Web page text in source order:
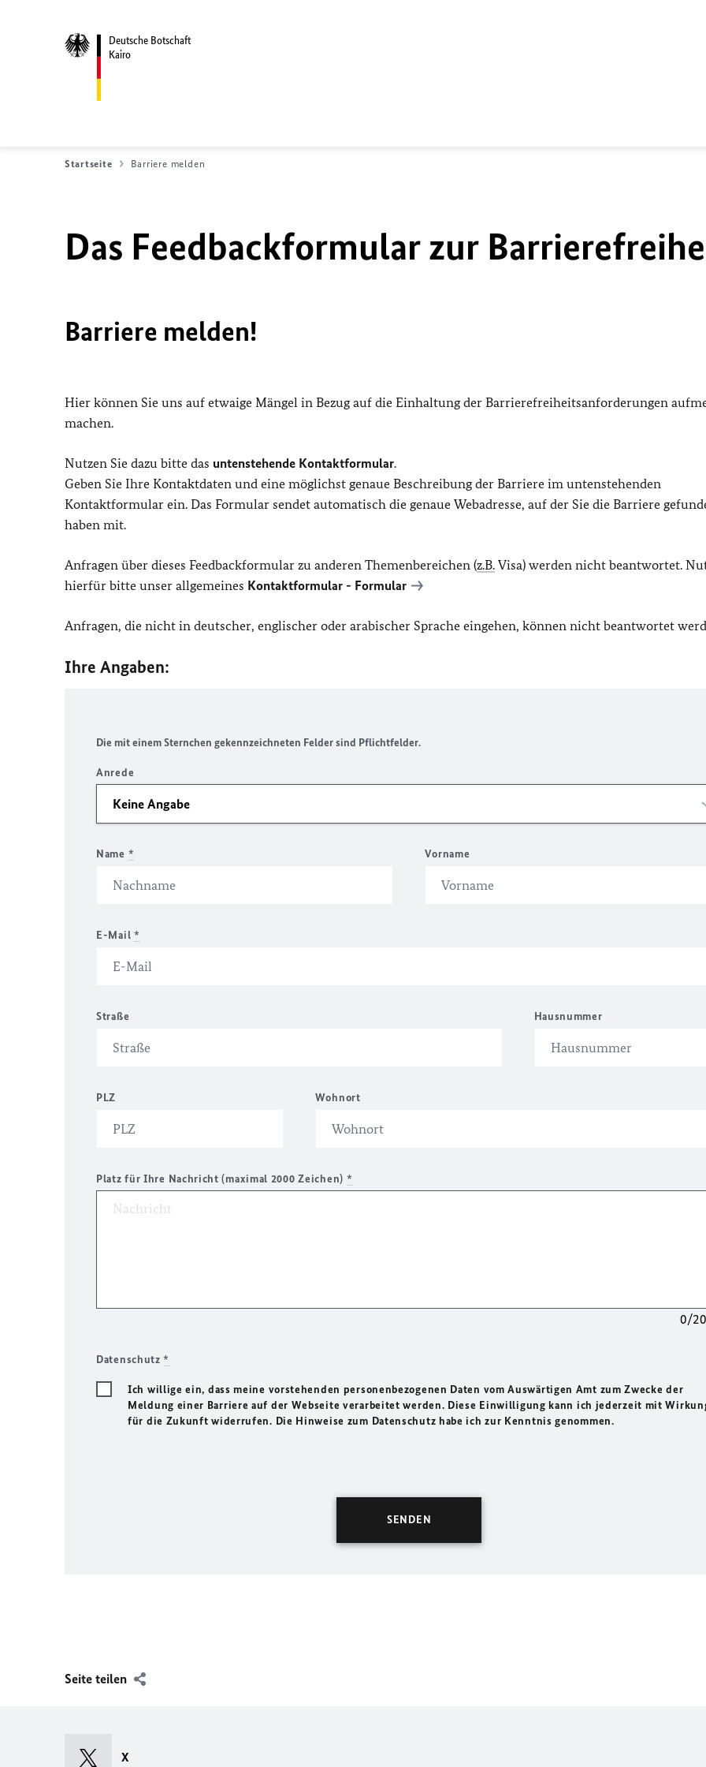
Deutsche Botschaft
Kairo
Startseite Barriere melden
Das Feedbackformular zur
Barriere melden!
Hier können Sie uns auf etwaige Mängel in Bezug auf die Einhaltung der Barrierefreiheitsanforderungen
machen.
Nutzen Sie dazu bitte das untenstehende Kontaktformular.
Geben Sie Ihre Kontaktdaten und eine möglichst genaue Beschreibung der Barriere im untenstehenden
Kontaktformular ein. Das Formular sendet automatisch die genaue Webadresse, auf der Sie die Barriere
haben mit.
Anfragen über dieses Feedbackformular zu anderen Themenbereichen (z.B. Visa) werden nicht beantwortet.
hierfür bitte unser allgemeines Kontaktformular - Formular
Anfragen, die nicht in deutscher, englischer oder arabischer Sprache eingehen, können nicht beantwortet
Ihre Angaben:
Die mit einem Sternchen gekennzeichneten Felder sind Pflichtfelder.
Anrede
Name * Vorname
E-Mail *
Straße Hausnummer
PLZ Wohnort
Platz für Ihre Nachricht (maximal 2000 Zeichen) *
0/
Datenschutz*
Ich willige ein, dass meine vorstehenden personenbezogenen Daten vom Auswärtigen Amt zum Zwecke der
Meldung einer Barriere auf der Webseite verarbeitet werden. Diese Einwilligung kann ich jederzeit mit
für die Zukunft widerrufen. Die Hinweise zum Datenschutz habe ich zur Kenntnis genommen.
Seite teilen
X